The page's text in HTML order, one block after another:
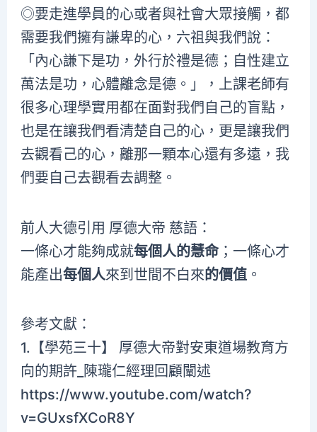
◎要走進學員的心或者與社會大眾接觸，都
需要我們擁有謙卑的心，六祖與我們說：
「內心謙下是功，外行於禮是德；自性建立
萬法是功，心體離念是德。」，上課老師有
很多心理學實用都在面對我們自己的盲點，
也是在讓我們看清楚自己的心，更是讓我們
去觀看己的心，離那一顆本心還有多遠，我
們要自己去觀看去調整。
前人大德引用 厚德大帝 慈語：
一條心才能夠成就每個人的慧命；一條心才
能產出每個人來到世間不白來的價值 。
參考文獻：
1.【學苑三十】 厚德大帝對安東道場教育方
向的期許_陳瓏仁經理回顧闡述
https://www.youtube.com/watch?
v=GUxsfXCoR8Y